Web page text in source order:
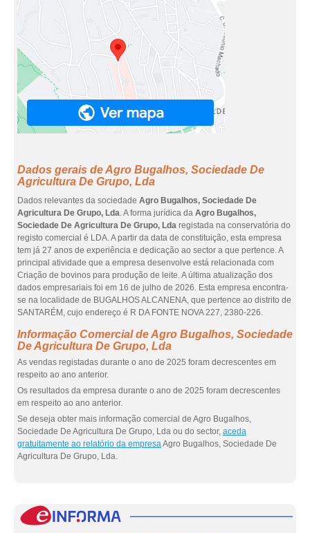
Dados gerais de Agro Bugalhos, Sociedade De
Agricultura De Grupo, Lda
Dados relevantes da sociedade Agro Bugalhos, Sociedade De
Agricultura De Grupo, Lda. A forma jurídica da Agro Bugalhos,
Sociedade De Agricultura De Grupo, Lda registada na conservatória do
registo comercial é LDA. A partir da data de constituição, esta empresa
tem já 27 anos de experiência e dedicação ao sector a que pertence. A
principal atividade que a empresa desenvolve está relacionada com
Criação de bovinos para produção de leite. A última atualização dos
dados empresariais foi em 16 de julho de 2026. Esta empresa encontra-
se na localidade de BUGALHOS ALCANENA, que pertence ao distrito de
SANTARÉM, cujo endereço é R DA FONTE NOVA 227, 2380-226.
Informação Comercial de Agro Bugalhos, Sociedade
De Agricultura De Grupo, Lda
As vendas registadas durante o ano de 2025 foram decrescentes em
respeito ao ano anterior.
Os resultados da empresa durante o ano de 2025 foram decrescentes
em respeito ao ano anterior.
Se deseja obter mais informação comercial de Agro Bugalhos,
Sociedade De Agricultura De Grupo, Lda ou do sector, aceda
gratuitamente ao relatório da empresaAgro Bugalhos, Sociedade De
Agricultura De Grupo, Lda.